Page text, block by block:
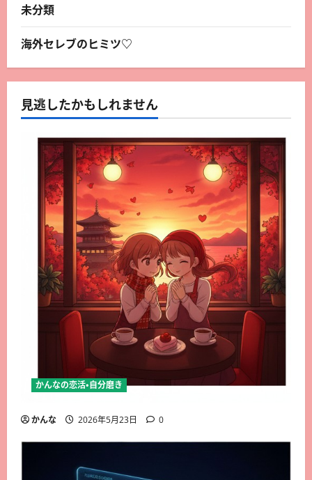
未分類
海外セレブのヒミツ♡
見逃したかもしれません
かんなの恋活・自分磨き
かんな 2026年5月23日 0